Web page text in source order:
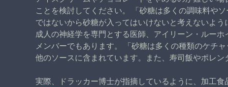
ことを検討してください。 「砂糖は多くの調味料や
ではないから砂糖が入ってはいけないと考えないよ
成人の神経学を専門とする医師、アイリーン・ルーホ
メンバーでもあります。 「砂糖は多くの種類のケチ
他のソースに含まれています。また、寿司飯やポレン
実際、ドラッカー博士が指摘しているように、加工食